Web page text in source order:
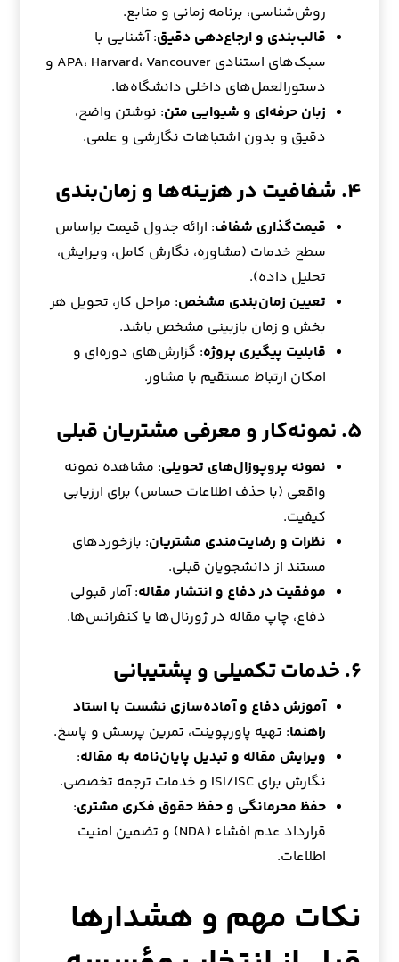
روش‌شناسی، برنامه زمانی و منابع.
قالب‌بندی و ارجاع‌دهی دقیق: آشنایی با
سبک‌های استنادی APA، Harvard، Vancouver و
دستورالعمل‌های داخلی دانشگاه‌ها.
زبان حرفه‌ای و شیوایی متن: نوشتن واضح،
دقیق و بدون اشتباهات نگارشی و علمی.
۴. شفافیت در هزینه‌ها و زمان‌بندی
قیمت‌گذاری شفاف: ارائه جدول قیمت براساس
سطح خدمات (مشاوره، نگارش کامل، ویرایش،
تحلیل داده).
تعیین زمان‌بندی مشخص: مراحل کار، تحویل هر
بخش و زمان بازبینی مشخص باشد.
قابلیت پیگیری پروژه: گزارش‌های دوره‌ای و
امکان ارتباط مستقیم با مشاور.
۵. نمونه‌کار و معرفی مشتریان قبلی
نمونه پروپوزال‌های تحویلی: مشاهده نمونه
واقعی (با حذف اطلاعات حساس) برای ارزیابی
کیفیت.
نظرات و رضایت‌مندی مشتریان: بازخوردهای
مستند از دانشجویان قبلی.
موفقیت در دفاع و انتشار مقاله: آمار قبولی
دفاع، چاپ مقاله در ژورنال‌ها یا کنفرانس‌ها.
۶. خدمات تکمیلی و پشتیبانی
آموزش دفاع و آماده‌سازی نشست با استاد
راهنما: تهیه پاورپوینت، تمرین پرسش و پاسخ.
ویرایش مقاله و تبدیل پایان‌نامه به مقاله:
نگارش برای ISI/ISC و خدمات ترجمه تخصصی.
حفظ محرمانگی و حفظ حقوق فکری مشتری:
قرارداد عدم افشاء (NDA) و تضمین امنیت
اطلاعات.
نکات مهم و هشدارها